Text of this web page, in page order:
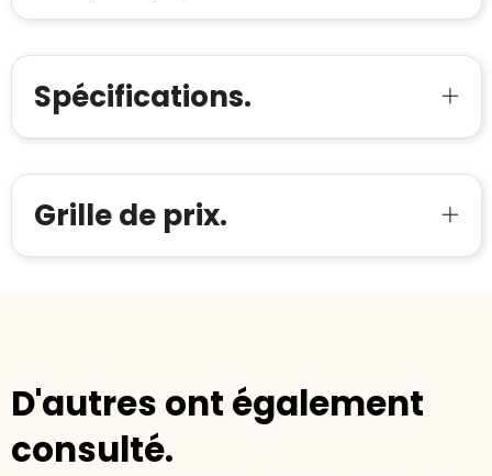
Spécifications.
Grille de prix.
D'autres ont également
consulté.
Oprichting van de
2026
Aantal werknemers
Voor bedrijven
Bouwt u vertrouwen op en verhoogt u uw
verkoop met de Trustindex-certificaat.